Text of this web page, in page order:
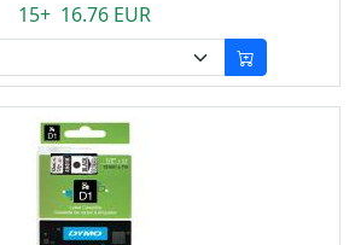
15+ 16.76 EUR